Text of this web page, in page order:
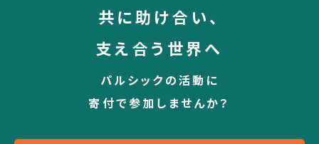
共に助け合い、
支え合う世界へ
パルシックの活動に
寄付で参加しませんか？